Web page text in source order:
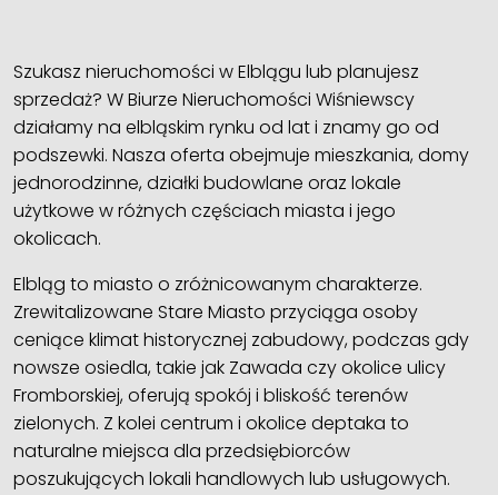
Szukasz nieruchomości w Elblągu lub planujesz
sprzedaż? W Biurze Nieruchomości Wiśniewscy
działamy na elbląskim rynku od lat i znamy go od
podszewki. Nasza oferta obejmuje mieszkania, domy
jednorodzinne, działki budowlane oraz lokale
użytkowe w różnych częściach miasta i jego
okolicach.
Elbląg to miasto o zróżnicowanym charakterze.
Zrewitalizowane Stare Miasto przyciąga osoby
ceniące klimat historycznej zabudowy, podczas gdy
nowsze osiedla, takie jak Zawada czy okolice ulicy
Fromborskiej, oferują spokój i bliskość terenów
zielonych. Z kolei centrum i okolice deptaka to
naturalne miejsca dla przedsiębiorców
poszukujących lokali handlowych lub usługowych.